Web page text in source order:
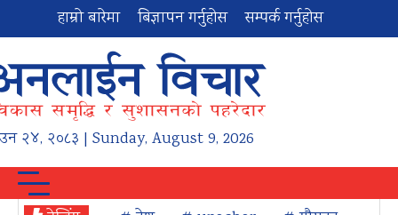
हाम्रो बारेमा बिज्ञापन गर्नुहोस सम्पर्क गर्नुहोस
२४, २०८३ | Sunday, August 9, 2026